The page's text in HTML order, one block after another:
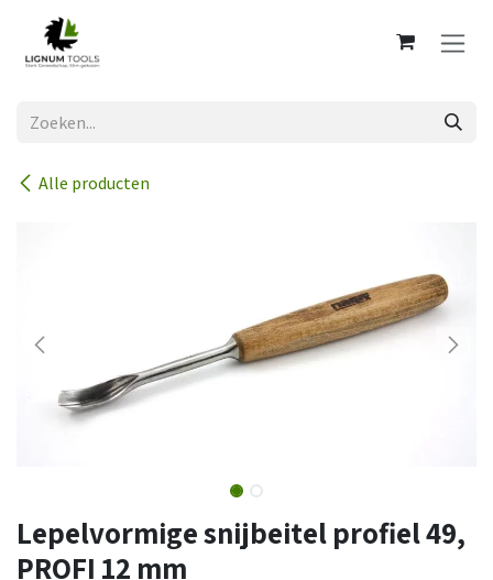
Overslaan naar inhoud
Alle producten
Lepelvormige snijbeitel profiel 49,
PROFI 12 mm